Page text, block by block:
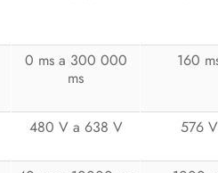
0 ms a 300 000
ms
160
480 V a 638 V 576 V